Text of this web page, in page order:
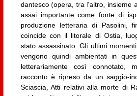
dantesco (opera, tra l’altro, insieme
assai importante come fonte di
produzione letteraria di Pasolini,
coincide con il litorale di Ostia,
stato assassinato. Gli ultimi
vengono quindi ambientati in
letterariamente così connotato,
racconto è ripreso da un saggio-
Sciascia, Atti relativi alla morte di